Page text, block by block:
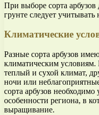
При выборе сорта
грунте следует учитывать
Климатические
Разные сорта арбузов
климатическим условиям.
теплый и сухой климат,
ночи или
сорта арбузов
особенности региона, в
выращивание.